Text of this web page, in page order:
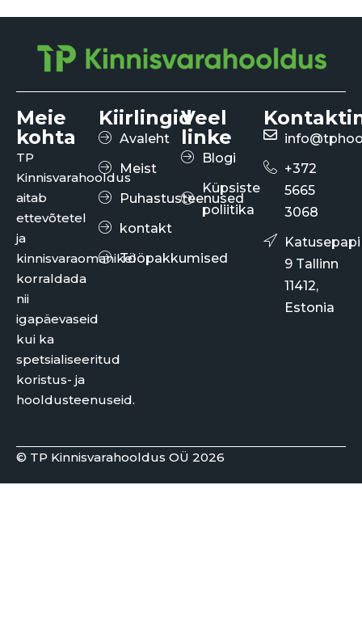
Meie
kohta
TP
Kinnisvarahooldus
aitab
ettevõtetel
ja
kinnisvaraomanikel
korraldada
nii
igapäevaseid
kui ka
spetsialiseeritud
koristus- ja
hooldusteenuseid.
Kiirlingid
Avaleht
Meist
Puhastusteenused
kontakt
Tööpakkumised
Veel
linke
Blogi
Küpsiste
poliitika
+372
5665
3068
Katusepapi
9 Tallinn
11412,
Estonia
© TP Kinnisvarahooldus OÜ 2026